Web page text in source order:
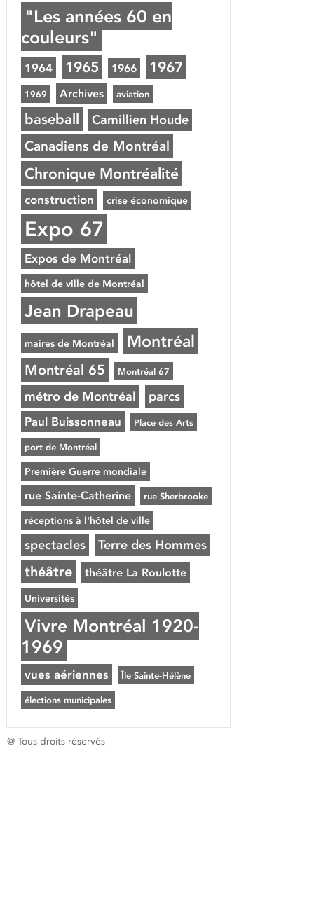
"Les années 60 en
couleurs"
1964 1965 1966 1967
1969 Archives aviation
baseball Camillien Houde
Canadiens de Montréal
Chronique Montréalité
construction crise économique
Expo 67
Expos de Montréal
hôtel de ville de Montréal
Jean Drapeau
maires de Montréal Montréal
Montréal 65 Montréal 67
métro de Montréal parcs
Paul Buissonneau Place des Arts
port de Montréal
Première Guerre mondiale
rue Sainte-Catherine rue Sherbrooke
réceptions à l'hôtel de ville
spectacles Terre des Hommes
théâtre théâtre La Roulotte
Universités
Vivre Montréal 1920-
1969
vues aériennes Île Sainte-Hélène
élections municipales
@ Tous droits réservés